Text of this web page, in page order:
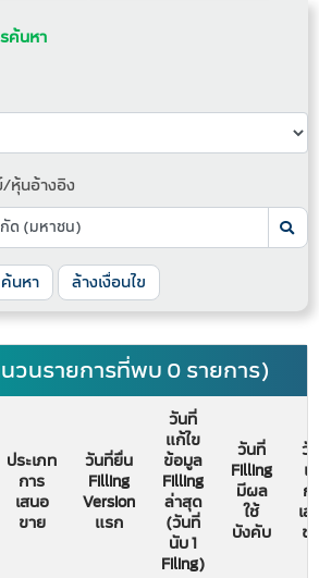
ค้นหา
นอ้างอิง
ค้นหา ล้างเงื่อนไข
วนรายการที่พบ 0 รายการ)
ประเภท
การ
เสนอ
ขาย
วันที่ยื่น
Filling
Version
แรก
วันที่
แก้ไข
ข้อมูล
Filling
ล่าสุด
(วันที่
นับ 1
Filing)
วันที่
Filling
มีผล
ใช้
บังคับ
วั
เ
ก
เ
ข